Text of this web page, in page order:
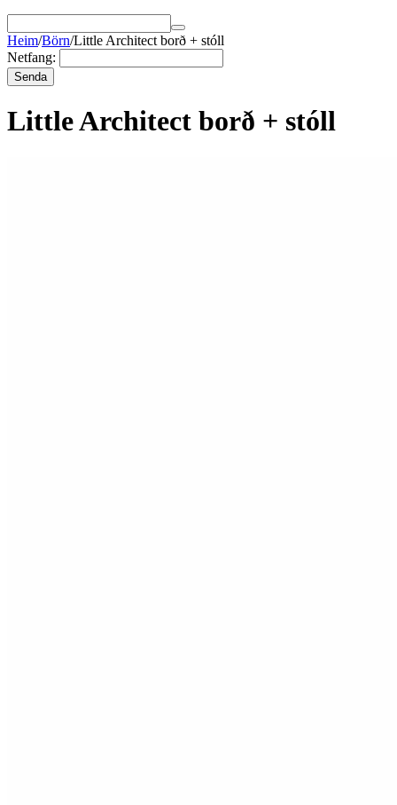
Heim/Börn/Little Architect borð + stóll
Netfang:
Senda
Little Architect borð + stóll